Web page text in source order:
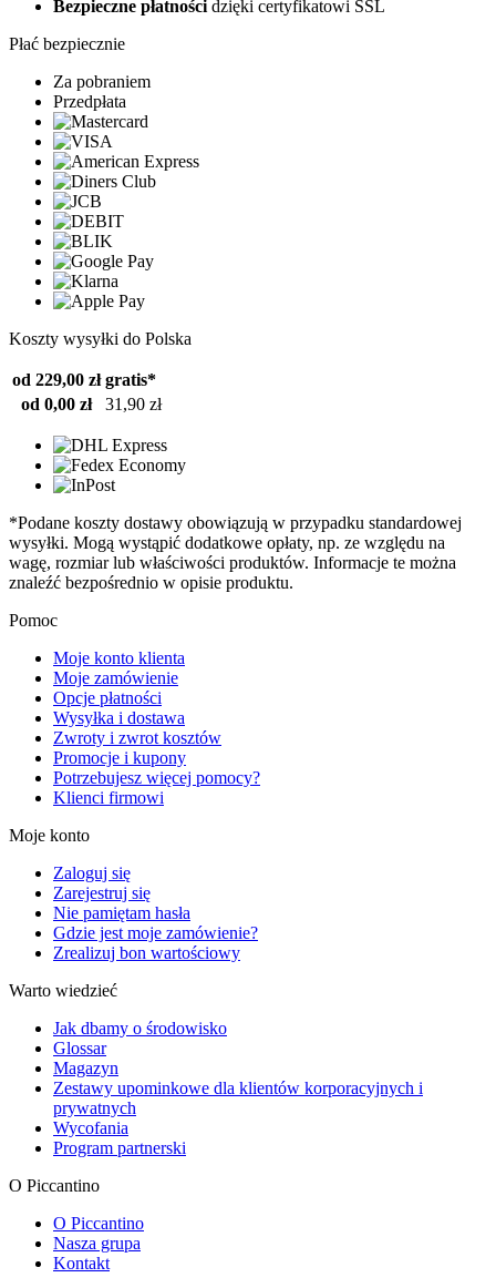
Bezpieczne płatności dzięki certyfikatowi SSL
Płać bezpiecznie
Za pobraniem
Przedpłata
Koszty wysyłki do Polska
od 229,00 zł gratis*
od 0,00 zł
31,90 zł
*Podane koszty dostawy obowiązują w przypadku standardowej
wysyłki. Mogą wystąpić dodatkowe opłaty, np. ze względu na
wagę, rozmiar lub właściwości produktów. Informacje te można
znaleźć bezpośrednio w opisie produktu.
Pomoc
Moje konto klienta
Moje zamówienie
Opcje płatności
Wysyłka i dostawa
Zwroty i zwrot kosztów
Promocje i kupony
Potrzebujesz więcej pomocy?
Klienci firmowi
Moje konto
Zaloguj się
Zarejestruj się
Nie pamiętam hasła
Gdzie jest moje zamówienie?
Zrealizuj bon wartościowy
Warto wiedzieć
Jak dbamy o środowisko
Glossar
Magazyn
Zestawy upominkowe dla klientów korporacyjnych i
prywatnych
Wycofania
Program partnerski
O Piccantino
O Piccantino
Nasza grupa
Kontakt